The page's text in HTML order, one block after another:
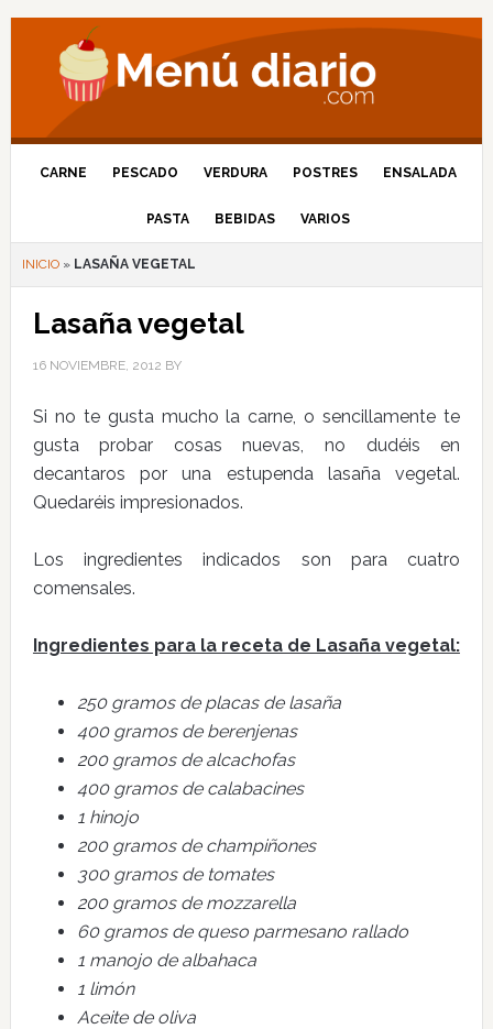
CARNE PESCADO VERDURA POSTRES ENSALADA
PASTA BEBIDAS VARIOS
INICIO» LASAÑA VEGETAL
Lasaña vegetal
16 NOVIEMBRE, 2012 BY
Si no te gusta mucho la carne, o sencillamente te
gusta probar cosas nuevas, no dudéis en
decantaros por una estupenda lasaña vegetal.
Quedaréis impresionados.
Los ingredientes indicados son para cuatro
comensales.
Ingredientes para la receta de Lasaña vegetal:
250 gramos de placas de lasaña
400 gramos de berenjenas
200 gramos de alcachofas
400 gramos de calabacines
1 hinojo
200 gramos de champiñones
300 gramos de tomates
200 gramos de mozzarella
60 gramos de queso parmesano rallado
1 manojo de albahaca
1 limón
Aceite de oliva